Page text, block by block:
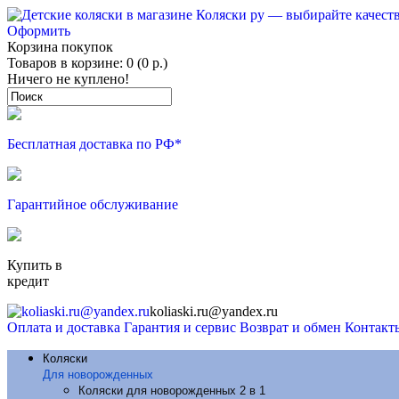
Оформить
Корзина покупок
Товаров в корзине: 0 (0 р.)
Ничего не куплено!
Бесплатная доставка по РФ*
Гарантийное обслуживание
Купить в
кредит
koliaski.ru@yandex.ru
Оплата и доставка Гарантия и сервис Возврат и обмен
Коляски
Для новорожденных
Коляски для новорожденных 2 в 1